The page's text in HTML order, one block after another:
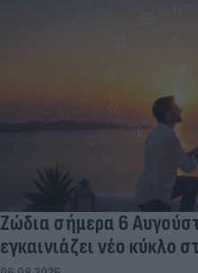
Ζώδια σήμερα 6
εγκαινιάζει νέο κύκλο